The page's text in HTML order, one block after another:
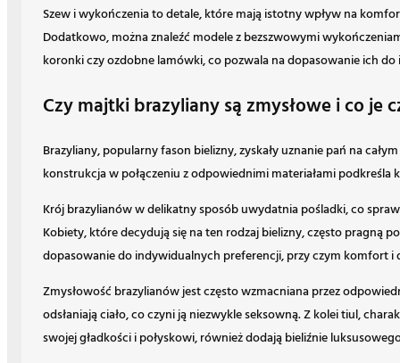
Szew i wykończenia to detale, które mają istotny wpływ na
Dodatkowo, można znaleźć modele z bezszwowymi
koronki czy ozdobne lamówki, co pozwala na dopasowanie ich
Czy majtki brazyliany są zmysłowe i co je
Brazyliany, popularny fason bielizny, zyskały uznanie pań na
konstrukcja w połączeniu z odpowiednimi materiałami podkreśla
Krój brazylianów w delikatny sposób uwydatnia pośladki, co
Kobiety, które decydują się na ten rodzaj bielizny, często pragną
dopasowanie do indywidualnych preferencji, przy czym komfort
Zmysłowość brazylianów jest często wzmacniana przez
odsłaniają ciało, co czyni ją niezwykle seksowną. Z kolei tiul,
swojej gładkości i połyskowi, również dodają bieliźnie